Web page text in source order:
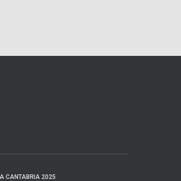
CANTABRIA 2025